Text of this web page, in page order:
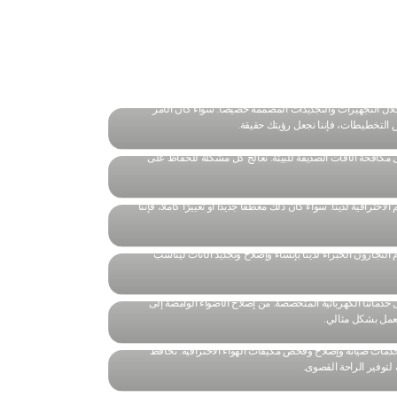
التجهيزات والتجديدات المصممة خصيصًا. سواء كان الأمر
التخطيطات، فإننا نجعل رؤيتك حقيقة.
الآفات الصديقة للبيئة. نعالج كل مشكلة للحفاظ على
لدينا. سواء كان ذلك معطفًا جديدًا أو تغييرًا كاملاً، فإننا
الخبراء لدينا بإنشاء وإصلاح وتجديد الأثاث ليناسب
الكهربائية المتخصصة. من إصلاح الأضواء الوامضة إلى
بشكل مثالي.
صيانة وإصلاح وفحص مكيفات الهواء الاحترافية. نحافظ
الراحة القصوى.